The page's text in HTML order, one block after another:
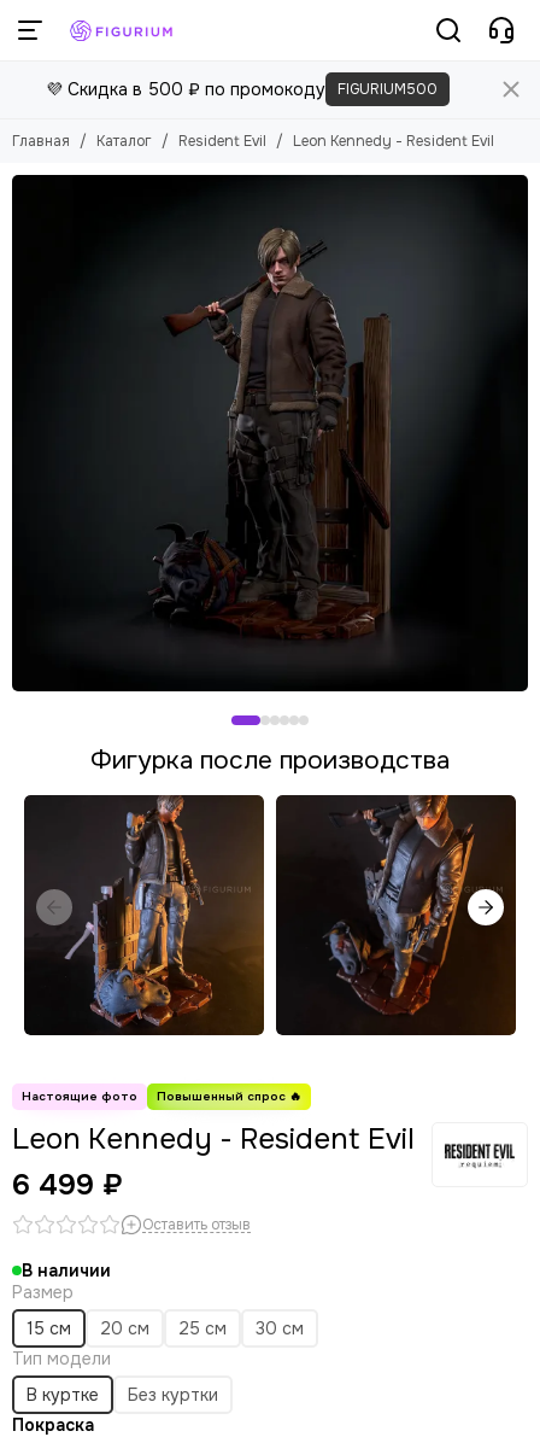
💜 Скидка в 500 ₽ по промокоду FIGURIUM500
Главная Каталог Resident Evil Leon Kennedy - Resident Evil
Фигурка после производства
Leon Kennedy - Resident Evil
6 499 ₽
Оставить отзыв
В наличии
Размер
15 см
20 см 25 см
30 см
Тип модели
В куртке
Без куртки
Покраска